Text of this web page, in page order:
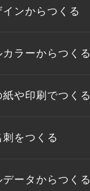
ンからつくる
ラーからつくる
紙や印刷でつくる
をつくる
ータからつくる